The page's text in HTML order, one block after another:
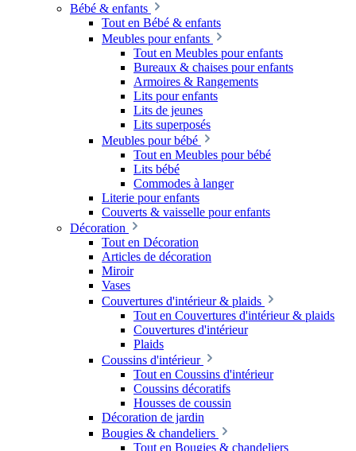
Bébé & enfants
Tout en Bébé & enfants
Meubles pour enfants
Tout en Meubles pour enfants
Bureaux & chaises pour enfants
Armoires & Rangements
Lits pour enfants
Lits de jeunes
Lits superposés
Meubles pour bébé
Tout en Meubles pour bébé
Lits bébé
Commodes à langer
Literie pour enfants
Couverts & vaisselle pour enfants
Décoration
Tout en Décoration
Articles de décoration
Miroir
Vases
Couvertures d'intérieur & plaids
Tout en Couvertures d'intérieur & plaids
Couvertures d'intérieur
Plaids
Coussins d'intérieur
Tout en Coussins d'intérieur
Coussins décoratifs
Housses de coussin
Décoration de jardin
Bougies & chandeliers
Tout en Bougies & chandeliers